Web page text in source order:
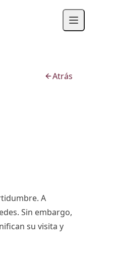
Atrás
A
Sin embargo,
su visita y